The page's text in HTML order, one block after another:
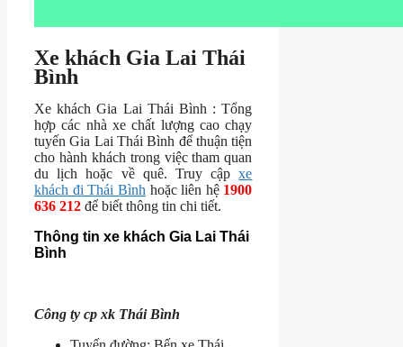
Xe khách Gia Lai Thái
Bình
Xe khách Gia Lai Thái Bình : Tổng
hợp các nhà xe chất lượng cao chạy
tuyến Gia Lai Thái Bình để thuận tiện
cho hành khách trong việc tham quan
du lịch hoặc về quê. Truy cậpxe
khách đi Thái Bình hoặc liên hệ 1900
636 212 để biết thông tin chi tiết.
Thông tin xe khách Gia Lai Thái
Bình
Công ty cp xk Thái Bình